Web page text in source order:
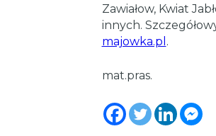
Zawiałow, Kwiat
innych.
majowka.pl .
mat.pras.